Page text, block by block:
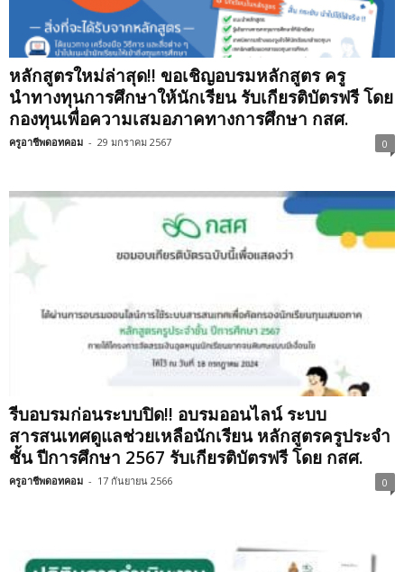
หลักสูตรใหม่ล่าสุด!! ขอเชิญอบรมหลักสูตร ครู
นำทางทุนการศึกษาให้นักเรียน รับเกียรติบัตรฟรี โดย
กองทุนเพื่อความเสมอภาคทางการศึกษา กสศ.
ครูอาชีพดอทคอม - 29 มกราคม 2567 0
รีบอบรมก่อนระบบปิด‼️ อบรมออนไลน์ ระบบ
สารสนเทศดูแลช่วยเหลือนักเรียน หลักสูตรครูประจำ
ชั้น ปีการศึกษา 2567 รับเกียรติบัตรฟรี โดย กสศ.
ครูอาชีพดอทคอม - 17 กันยายน 2566 0